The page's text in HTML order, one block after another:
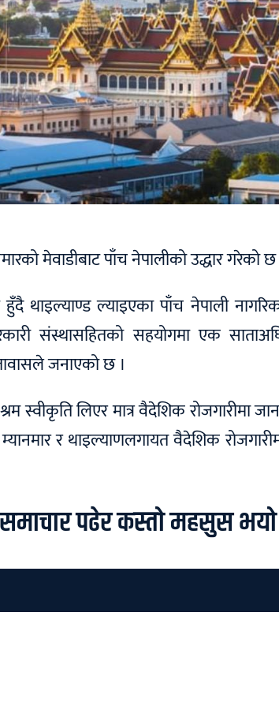
मेवाडीबाट पाँच नेपालीको उद्धार गरेको छ
हुँदै थाइल्याण्ड ल्याइएका पाँच नेपाली
संस्थासहितको सहयोगमा एक
जनाएको छ ।
स्वीकृति लिएर मात्र वैदेशिक रोजगारीमा
र थाइल्याणलगायत वैदेशिक
पढेर कस्तो महसुस